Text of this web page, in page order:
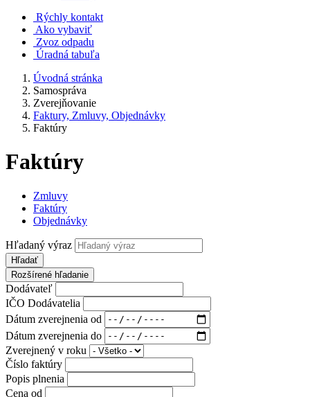
Rýchly kontakt
Ako vybaviť
Zvoz odpadu
Úradná tabuľa
Úvodná stránka
Samospráva
Zverejňovanie
Faktury, Zmluvy, Objednávky
Faktúry
Faktúry
Zmluvy
Faktúry
Objednávky
Hľadaný výraz
Hľadať
Rozšírené hľadanie
Dodávateľ
IČO Dodávatelia
Dátum zverejnenia od
Dátum zverejnenia do
Zverejnený v roku
Číslo faktúry
Popis plnenia
Cena od